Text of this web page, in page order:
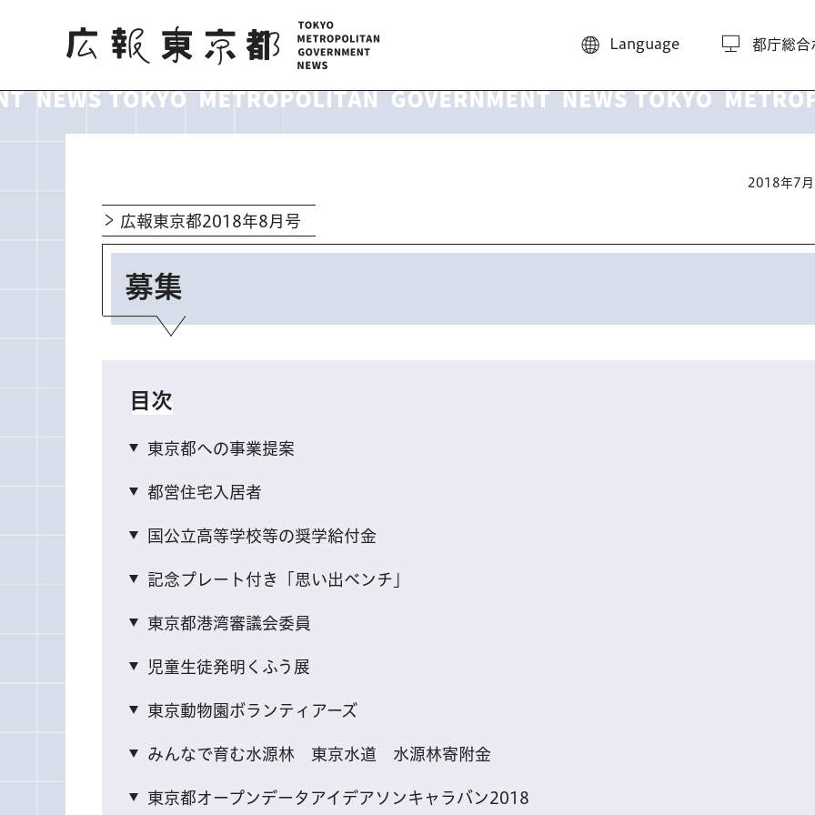
広報東京都
Language 都庁総合
2018年7
広報東京都2018年8月号
募集
目次
東京都への事業提案
都営住宅入居者
国公立高等学校等の奨学給付金
記念プレート付き「思い出ベンチ」
東京都港湾審議会委員
児童生徒発明くふう展
東京動物園ボランティアーズ
みんなで育む水源林 東京水道 水源林寄附金
東京都オープンデータアイデアソンキャラバン2018